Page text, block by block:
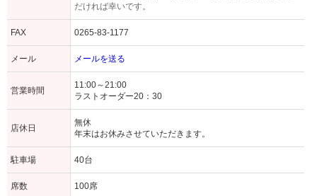
だければ幸いです。
FAX 0265-83-1177
メール メールを送る
営業時間
11:00～21:00
ラストオーダー20：30
店休日
無休
年末はお休みさせていただきます。
駐車場 40台
席数 100席